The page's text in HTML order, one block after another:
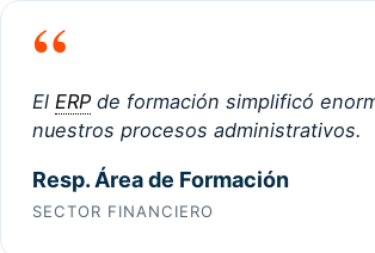
“
El ERP de formación simplificó
nuestros procesos administrativos.
Resp. Área de Formación
SECTOR FINANCIERO